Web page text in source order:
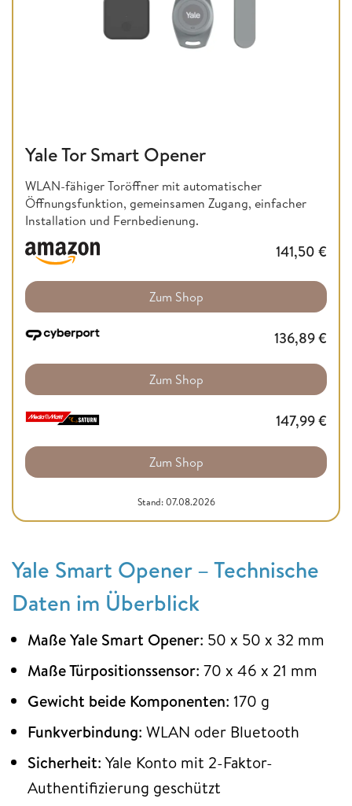
Yale Tor Smart Opener
WLAN-fähiger Toröffner mit automatischer
Öffnungsfunktion, gemeinsamen Zugang, einfacher
Installation und Fernbedienung.
141,50 €
Zum Shop
136,89€
Zum Shop
147,99€
Zum Shop
Stand: 07.08.2026
Yale Smart Opener – Technische
Daten im Überblick
Maße Yale Smart Opener: 50 x 50 x 32 mm
Maße Türpositionssensor: 70 x 46 x 21 mm
Gewicht beide Komponenten: 170 g
Funkverbindung: WLAN oder Bluetooth
Sicherheit: Yale Konto mit 2-Faktor-
Authentifizierung geschützt